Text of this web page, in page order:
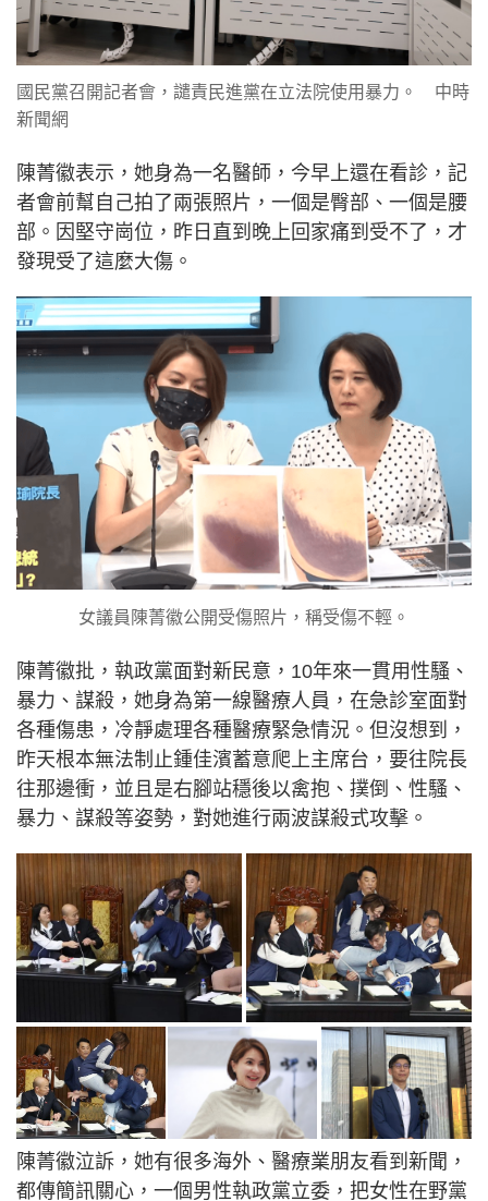
國民黨召開記者會，譴責民進黨在立法院使用暴力。 中時
新聞網
陳菁徽表示，她身為一名醫師，今早上還在看診，記
者會前幫自己拍了兩張照片，一個是臀部、一個是腰
部。因堅守崗位，昨日直到晚上回家痛到受不了，才
發現受了這麼大傷。
女議員陳菁徽公開受傷照片，稱受傷不輕。
陳菁徽批，執政黨面對新民意，10年來一貫用性騷、
暴力、謀殺，她身為第一線醫療人員，在急診室面對
各種傷患，冷靜處理各種醫療緊急情況。但沒想到，
昨天根本無法制止鍾佳濱蓄意爬上主席台，要往院長
往那邊衝，並且是右腳站穩後以禽抱、撲倒、性騷、
暴力、謀殺等姿勢，對她進行兩波謀殺式攻擊。
陳菁徽泣訴，她有很多海外、醫療業朋友看到新聞，
都傳簡訊關心，一個男性執政黨立委，把女性在野黨